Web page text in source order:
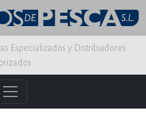
Especializados y Distribuidores